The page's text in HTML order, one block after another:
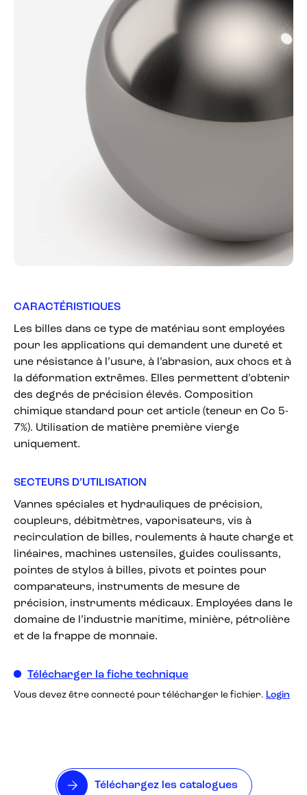
CARACTÉRISTIQUES
Les billes dans ce type de matériau sont employées
pour les applications qui demandent une dureté et
une résistance à l’usure, à l’abrasion, aux chocs et à
la déformation extrêmes. Elles permettent d’obtenir
des degrés de précision élevés. Composition
chimique standard pour cet article (teneur en Co 5-
7%). Utilisation de matière première vierge
uniquement.
SECTEURS D’UTILISATION
Vannes spéciales et hydrauliques de précision,
coupleurs, débitmètres, vaporisateurs, vis à
recirculation de billes, roulements à haute charge et
linéaires, machines ustensiles, guides coulissants,
pointes de stylos à billes, pivots et pointes pour
comparateurs, instruments de mesure de
précision, instruments médicaux. Employées dans le
domaine de l’industrie maritime, minière, pétrolière
et de la frappe de monnaie.
Télécharger la fiche technique
Vous devez être connecté pour télécharger le fichier. Login
Téléchargez les catalogues